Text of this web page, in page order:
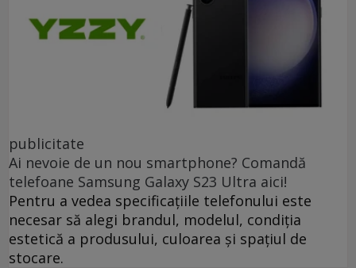
publicitate
Ai nevoie de un nou smartphone? Comandă
telefoane Samsung Galaxy S23 Ultra aici!
Pentru a vedea specificațiile telefonului este
necesar să alegi brandul, modelul, condiția
estetică a produsului, culoarea și spațiul de
stocare.